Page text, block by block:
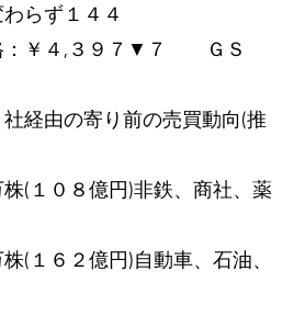
らず１４４
：￥４,３９７▼７ ＧＳ
経由の寄り前の売買動向(推
(１０８億円)非鉄、商社、薬
(１６２億円)自動車、石油、